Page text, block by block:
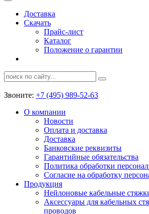
Доставка
Скачать
Прайс-лист
Каталог
Положение о гарантии
Звоните: +7 (495) 989-52-63
О компании
Новости
Оплата и доставка
Доставка
Банковские реквизиты
Гарантийные обязательства
Политика обработки
Согласие на обработку
Продукция
Нейлоновые кабельные
Аксессуары для кабельных
проводов